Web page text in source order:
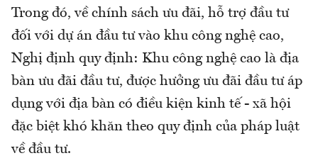
Trong đó, về chính sách ưu đãi, hỗ trợ đầu tư
đối với dự án đầu tư vào khu công nghệ cao,
Nghị định quy định: Khu công nghệ cao là địa
bàn ưu đãi đầu tư, được hưởng ưu đãi đầu tư áp
dụng với địa bàn có điều kiện kinh tế - xã hội
đặc biệt khó khăn theo quy định của pháp luật
về đầu tư.